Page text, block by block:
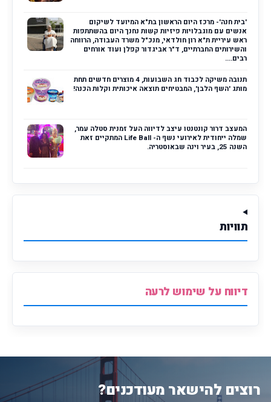
'בית חנה'- מרכז היום הראשון בת"א המיועד לשיקום
אנשים עם מוגבלויות פיזיות קשות נחנך היום בהשתתפות
ראש עיריית ת"א רון חולדאי, מנכ"ל משרד העבודה, הרווחה
והשירותים החברתיים, ד"ר אביגדור קפלן ועוד אורחים
רבים....
תנובה משיקה לכבוד חג השבועות, 4 מוצרים חדשים תחת
מותג 'השף הלבן', המבטיחים תוצאה איכותית וקלות הכנה!
המעצב דרור קונטנטו עיצב לדיווה העל זמנית סטלה עמר,
שמלה ייחודית לאירועי נשף ה- Life Ball המתקיים זאת
השנה 25, בעיר וינה שבאוסטריה.
תוויות
דיווח על שימוש לרעה
רוצים להישאר מעודכנים?